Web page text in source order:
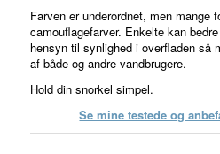
Farven er underordnet, men
camouflagefarver. Enkelte kan
hensyn til synlighed i overfladen så
af både og andre vandbrugere.
Hold din snorkel simpel.
Se mine testede og